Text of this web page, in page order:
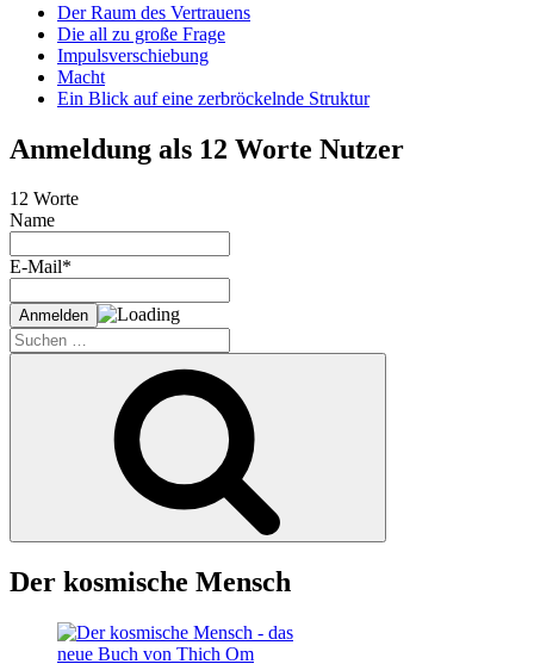
Der Raum des Vertrauens
Die all zu große Frage
Impulsverschiebung
Macht
Ein Blick auf eine zerbröckelnde Struktur
Anmeldung als 12 Worte Nutzer
12 Worte
Name
E-Mail*
Suche
nach:
Der kosmische Mensch